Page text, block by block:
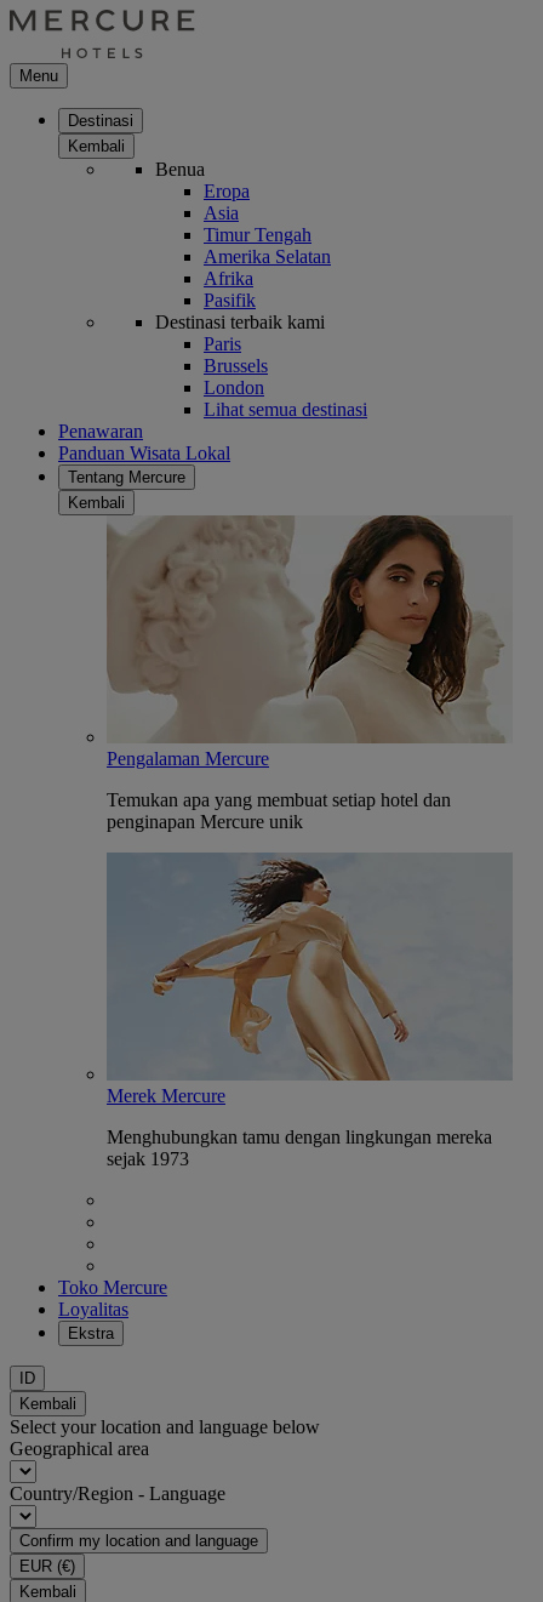
Menu
Destinasi
Kembali
Benua
Eropa
Asia
Timur Tengah
Amerika Selatan
Afrika
Pasifik
Destinasi terbaik kami
Paris
Brussels
London
Lihat semua destinasi
Penawaran
Panduan Wisata Lokal
Tentang Mercure
Kembali
Pengalaman Mercure
Temukan apa yang membuat setiap hotel dan
penginapan Mercure unik
Merek Mercure
Menghubungkan tamu dengan lingkungan mereka
sejak 1973
Toko Mercure
Loyalitas
Ekstra
ID
Kembali
Select your location and language below
Geographical area
Country/Region - Language
Confirm my location and language
EUR (€)
Kembali